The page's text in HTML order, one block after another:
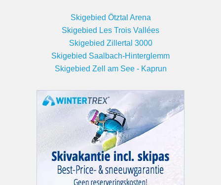
Skigebied Ötztal Arena
Skigebied Les Trois Vallées
Skigebied Zillertal 3000
Skigebied Saalbach-Hinterglemm
Skigebied Zell am See - Kaprun